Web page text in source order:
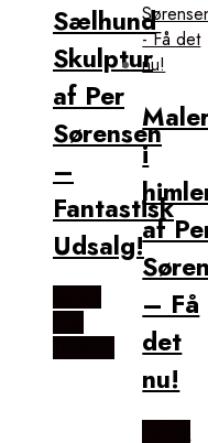
Sælhund
Skulptur
af Per
Sørensen
–
Fantastisk
Udsalg!
i
af
– Få
det
nu!